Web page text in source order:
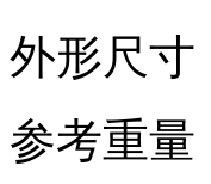
外形尺寸
参考重量